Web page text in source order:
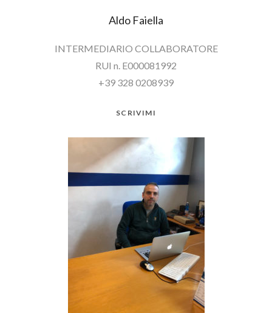
Aldo Faiella
INTERMEDIARIO COLLABORATORE
RUI n. E000081992
+39 328 0208939
SCRIVIMI